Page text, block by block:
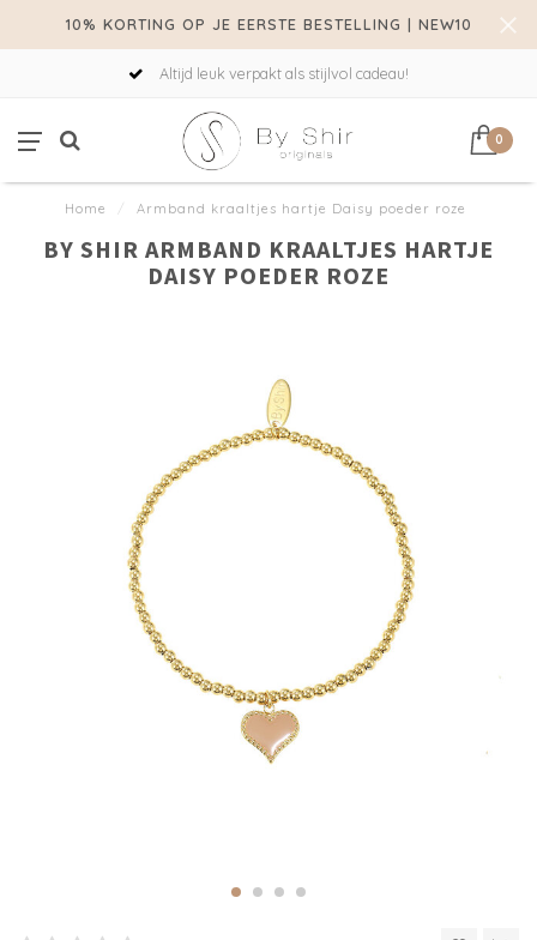
10% KORTING OP JE EERSTE BESTELLING | NEW10
Altijd leuk verpakt als stijlvol cadeau!
0
Home / Armband kraaltjes hartje Daisy poeder roze
BY SHIR ARMBAND KRAALTJES HARTJE
DAISY POEDER ROZE